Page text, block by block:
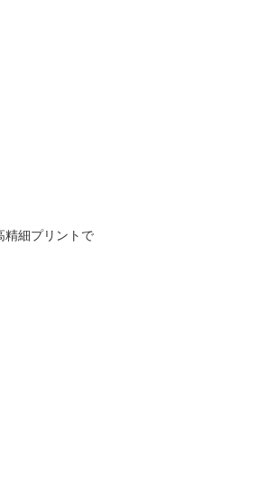
精細プリントで